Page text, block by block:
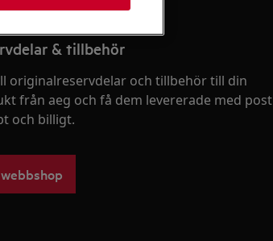
& tillbehör
originalreservdelar och tillbehör till din
från aeg och få dem levererade med post
och billigt.